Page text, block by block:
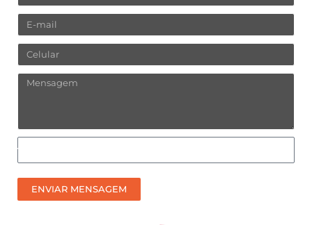
Email
Celular
Mensagem
Como
prefere
receber
nosso
ENVIAR MENSAGEM